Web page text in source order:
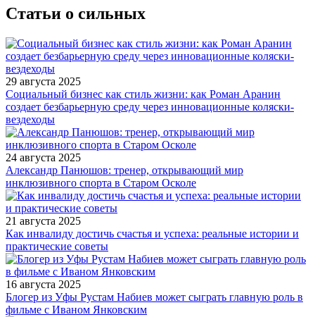
Статьи о сильных
29 августа 2025
Социальный бизнес как стиль жизни: как Роман Аранин
создает безбарьерную среду через инновационные коляски-
вездеходы
24 августа 2025
Александр Панюшов: тренер, открывающий мир
инклюзивного спорта в Старом Осколе
21 августа 2025
Как инвалиду достичь счастья и успеха: реальные истории и
практические советы
16 августа 2025
Блогер из Уфы Рустам Набиев может сыграть главную роль в
фильме с Иваном Янковским